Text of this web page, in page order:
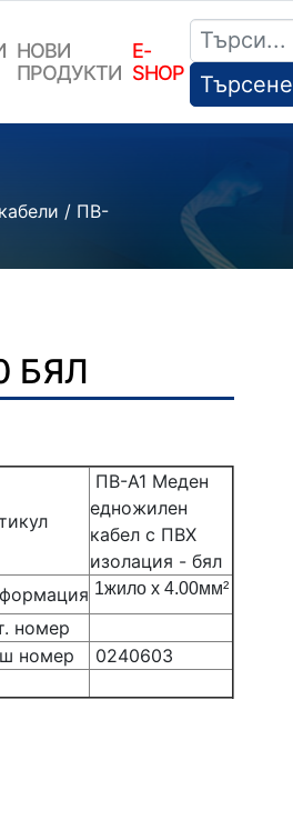
НОВИ
ПРОДУКТИ
E-
SHOP
Търсене
/ ПВ-
БЯЛ
ПВ-А1 Меден
едножилен
кабел с ПВХ
изолация - бял
1жилo х 4.00мм²
номер
номер
0240603